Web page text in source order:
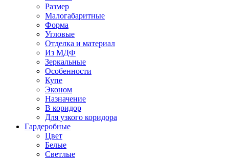
Размер
Малогабаритные
Форма
Угловые
Отделка и материал
Из МДФ
Зеркальные
Особенности
Купе
Эконом
Назначение
В коридор
Для узкого коридора
Гардеробные
Цвет
Белые
Светлые